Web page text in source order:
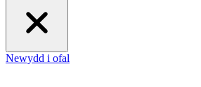
Newydd i ofal